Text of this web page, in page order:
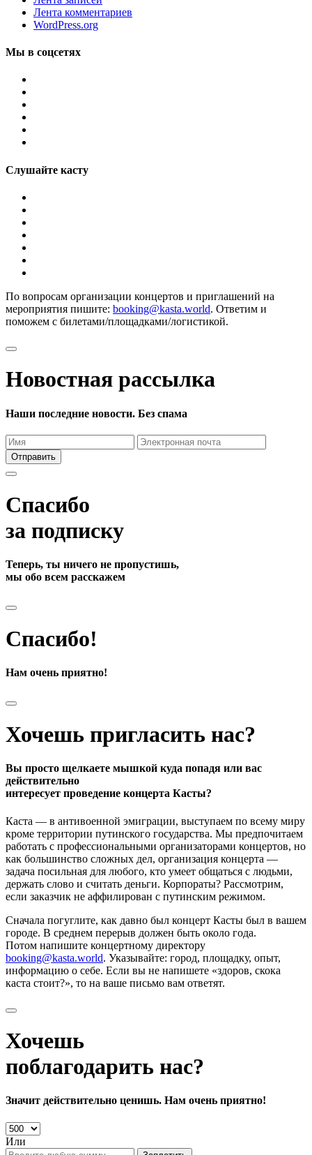
Лента комментариев
WordPress.org
Мы в соцсетях
Слушайте касту
По вопросам организации концертов и приглашений на
мероприятия пишите: booking@kasta.world. Ответим и
поможем с билетами/площадками/логистикой.
Новостная рассылка
Наши последние новости. Без спама
Отправить
Спасибо
за подписку
Теперь, ты ничего не пропустишь,
мы обо всем расскажем
Спасибо!
Нам очень приятно!
Хочешь пригласить нас?
Вы просто щелкаете мышкой куда попадя или вас
действительно
интересует проведение концерта Касты?
Каста — в антивоенной эмиграции, выступаем по всему миру
кроме территории путинского государства. Мы предпочитаем
работать с профессиональными организаторами концертов, но
как большинство сложных дел, организация концерта —
задача посильная для любого, кто умеет общаться с людьми,
держать слово и считать деньги. Корпораты? Рассмотрим,
если заказчик не аффилирован с путинским режимом.
Сначала погуглите, как давно был концерт Касты был в вашем
городе. В среднем перерыв должен быть около года.
Потом напишите концертному директору
booking@kasta.world. Указывайте: город, площадку, опыт,
информацию о себе. Если вы не напишете «здоров, скока
каста стоит?», то на ваше письмо вам ответят.
Хочешь
поблагодарить нас?
Значит действительно ценишь. Нам очень приятно!
Или